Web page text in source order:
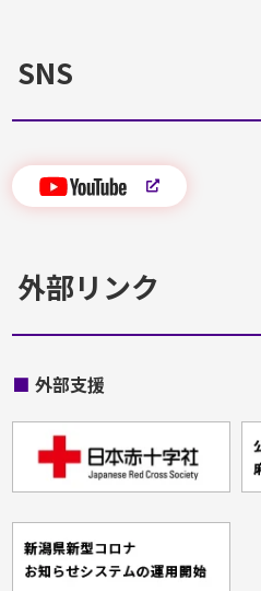
SNS
外部リンク
■ 外部支援